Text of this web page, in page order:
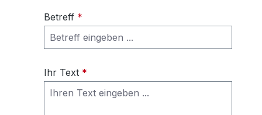
Betreff *
Ihr Text *